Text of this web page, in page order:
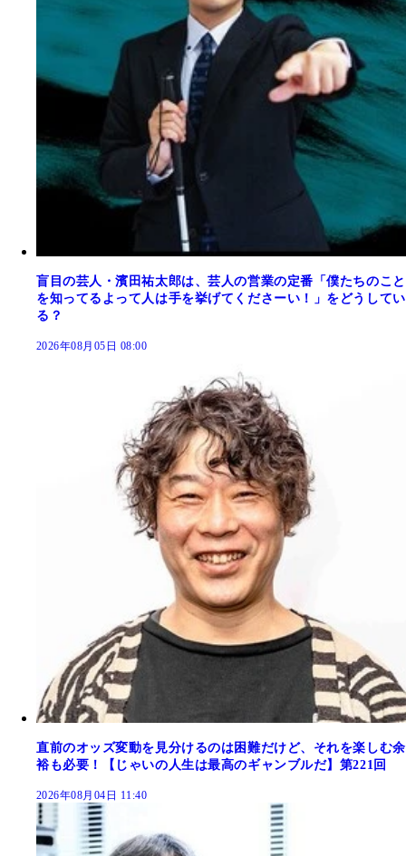
盲目の芸人・濱田祐太郎は、芸人の営業の定番「僕たちのこと
を知ってるよって人は手を挙げてくださーい！」をどうしてい
る？
2026年08月05日 08:00
直前のオッズ変動を見分けるのは困難だけど、それを楽しむ余
裕も必要！【じゃいの人生は最高のギャンブルだ】第221回
2026年08月04日 11:40